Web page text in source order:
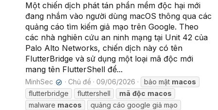
Một chiến dịch phát tán phần mềm độc hại mới
đang nhắm vào người dùng macOS thông qua các
quảng cáo tìm kiếm giả mạo trên Google. Theo
các nhà nghiên cứu an ninh mạng tại Unit 42 của
Palo Alto Networks, chiến dịch này có tên
FlutterBridge và sử dụng một loại mã độc mới
mang tên FlutterShell để...
MinhSec ✔ Chủ đề 09/06/2026 bảo mật macos
flutterbridge
fluttershell mã độc macos
malware macos
quảng cáo google giả mạo